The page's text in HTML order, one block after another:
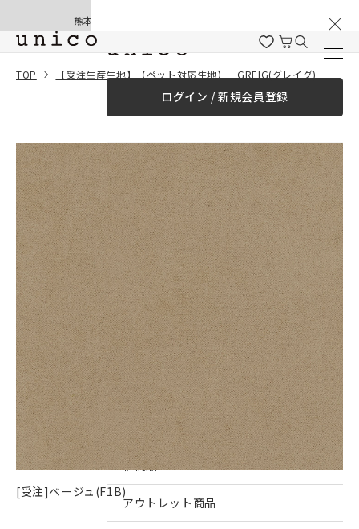
熊本地震の影響による配送遅延と停止について
ログイン / 新規会員登録
商品を探す
商品カテゴリー一覧
家具
カーテン
ラグ
ファブリック雑貨
インテリア雑貨・その他
家具シリーズ一覧
新商品
アウトレット商品
TOP 【受注生産生地】【ペット対応生地】 GREIG(グレイグ) カバーリングソファ 3シーター
一緒に購入する
合計金額 ¥0（税込）
[受注]ベージュ(F1B)